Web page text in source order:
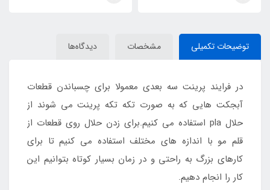
توضیحات تکمیلی مشخصات دیدگاه‌ها
در فرایند پرینت سه بعدی معمولا برای چسباندن قطعات
آبجکت هایی که به صورت تکه تکه پرینت می شوند از
حلال pla استفاده می کنیم.برای زدن حلال روی قطعات از
قلم مو با اندازه های مختلف استفاده می کنیم تا برای
کارهای بزرگ به راحتی و در زمان بسیار کوتاه بتوانیم این
کار را انجام دهیم.